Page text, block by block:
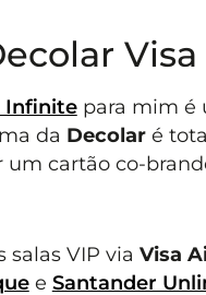
Infinitepara mim é
da Decolaré
um cartão co-
salas VIP via Visa
e Santander